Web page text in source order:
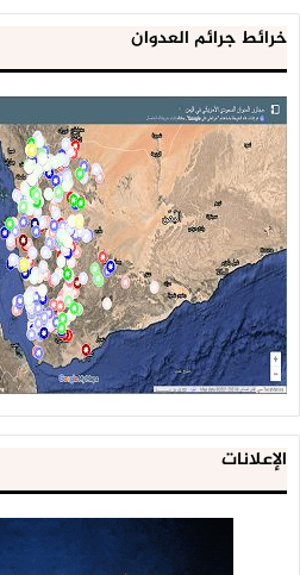
خرائط جرائم العدوان
الإعلانات